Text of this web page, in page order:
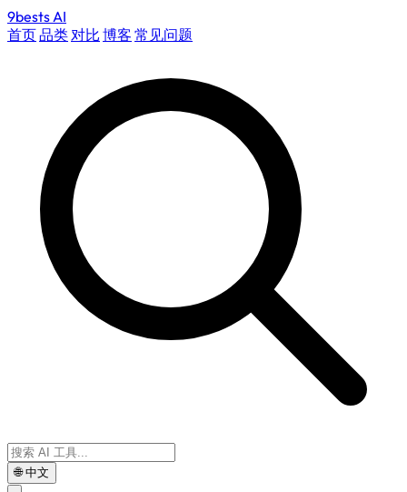
9bestsAI
首页品类对比 博客 常见问题
🌐中文